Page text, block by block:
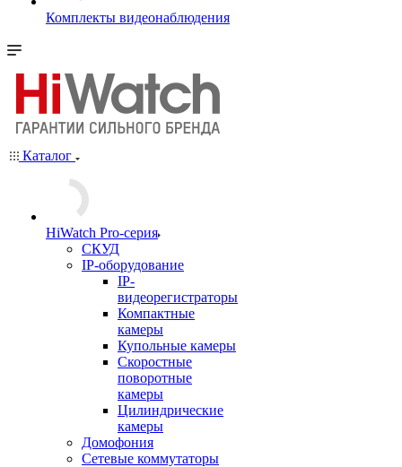
Комплекты видеонаблюдения
Каталог
HiWatch Pro-серия
CКУД
IP-оборудование
IP-
видеорегистраторы
Компактные
камеры
Купольные камеры
Скоростные
поворотные
камеры
Цилиндрические
камеры
Домофония
Сетевые коммутаторы